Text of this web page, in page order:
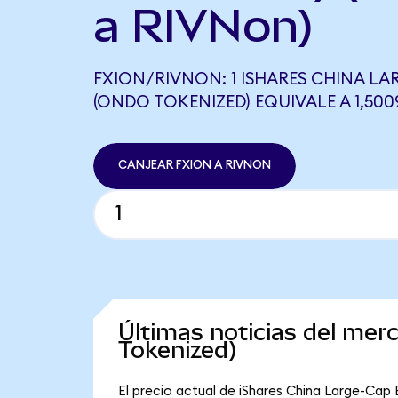
a RIVNon)
FXION/RIVNON: 1 ISHARES CHINA
(ONDO TOKENIZED) EQUIVALE A
CANJEAR FXION A RIVNON
Últimas noticias del
Tokenized)
El precio actual de iShares China Large-